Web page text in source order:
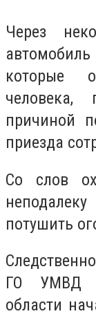
Через
которые
причиной
приезда
Со слов
потушить
ГО УМВД
области